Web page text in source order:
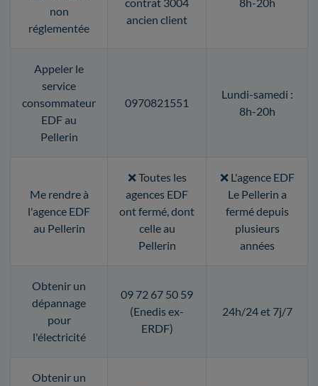
non
réglementée
ancien client
Appeler le
service
consommateur
EDF au
Pellerin
0970821551
Lundi-samedi :
8h-20h
Me rendre à
l'agence EDF
au Pellerin
❌ Toutes les
agences EDF
ont fermé, dont
celle au
Pellerin
❌ L'agence EDF
Le Pellerin a
fermé depuis
plusieurs
années
Obtenir un
dépannage
pour
l'électricité
09 72 67 50 59
(Enedis ex-
ERDF)
24h/24 et 7j/7
Obtenir un